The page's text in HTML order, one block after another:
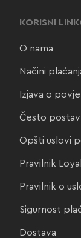
KORISNI
O nama
Načini
Izjava o
Često
Opšti uslovi
Pravilnik
Pravilnik o
Sigurnost
Dostava